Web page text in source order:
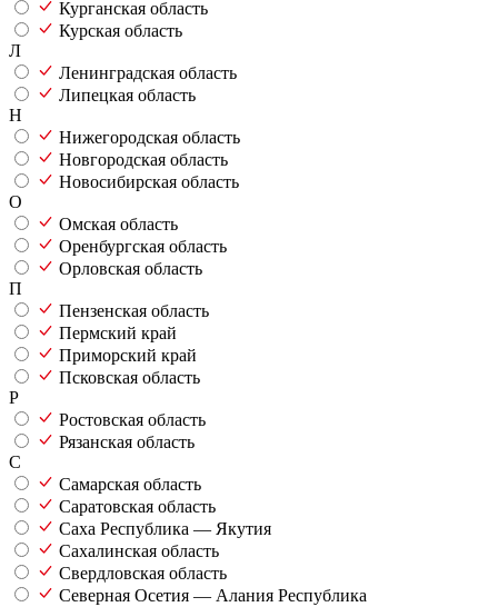
Курганская область
Курская область
Л
Ленинградская область
Липецкая область
Н
Нижегородская область
Новгородская область
Новосибирская область
О
Омская область
Оренбургская область
Орловская область
П
Пензенская область
Пермский край
Приморский край
Псковская область
Р
Ростовская область
Рязанская область
С
Самарская область
Саратовская область
Саха Республика — Якутия
Сахалинская область
Свердловская область
Северная Осетия — Алания Республика